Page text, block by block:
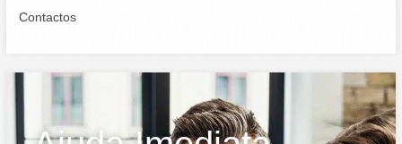
Contactos